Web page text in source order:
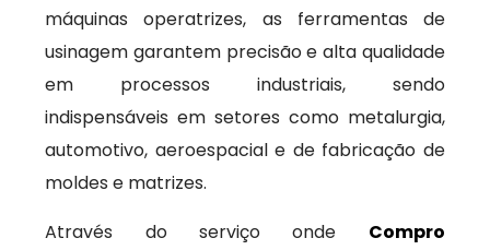
máquinas operatrizes, as ferramentas de
usinagem garantem precisão e alta qualidade
em processos industriais, sendo
indispensáveis em setores como metalurgia,
automotivo, aeroespacial e de fabricação de
moldes e matrizes.
Através do serviço onde Compro